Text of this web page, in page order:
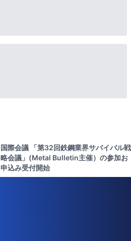
国際会議 「第32回鉄鋼業界サバイバル戦
略会議」(Metal Bulletin主催）の参加お
申込み受付開始